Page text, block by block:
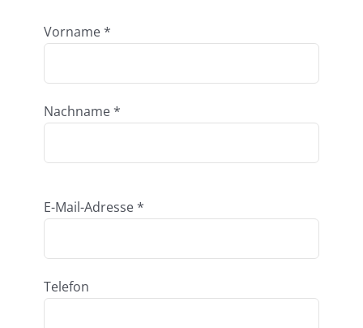
Vorname *
Nachname *
E-Mail-Adresse *
Telefon